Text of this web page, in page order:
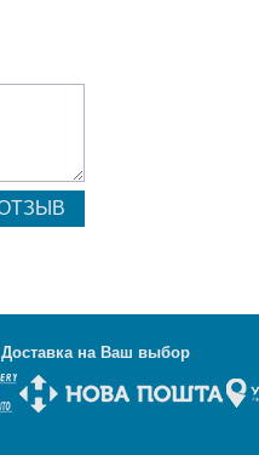
Доставка на Ваш выбор